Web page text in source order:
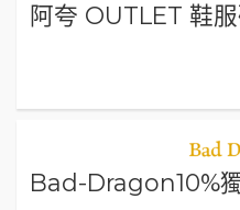
阿夸 OUTLET 鞋
Bad-Dragon10%